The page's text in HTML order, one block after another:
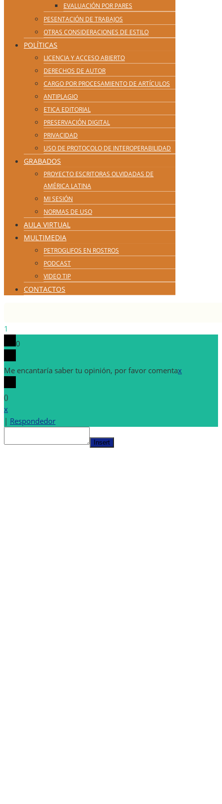
EVALUACIÓN POR PARES
PESENTACIÓN DE TRABAJOS
OTRAS CONSIDERACIONES DE ESTILO
POLÍTICAS
LICENCIA Y ACCESO ABIERTO
DERECHOS DE AUTOR
CARGO POR PROCESAMIENTO DE ARTÍCULOS
ANTIPLAGIO
ETICA EDITORIAL
PRESERVACIÓN DIGITAL
PRIVACIDAD
USO DE PROTOCOLO DE INTEROPERABILIDAD
GRABADOS
PROYECTO ESCRITORAS OLVIDADAS DE
AMÉRICA LATINA
MI SESIÓN
NORMAS DE USO
AULA VIRTUAL
MULTIMEDIA
PETROGLIFOS EN ROSTROS
PODCAST
VIDEO TIP
CONTACTOS
1
0
Me encantaría saber tu opinión, por favor comentax
()
x
| Respondedor
Insert